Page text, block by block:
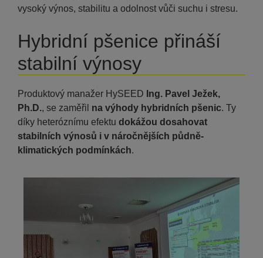
vysoký výnos, stabilitu a odolnost vůči suchu i stresu.
Hybridní pšenice přináší
stabilní výnosy
Produktový manažer HySEED Ing. Pavel Ježek,
Ph.D., se zaměřil na výhody hybridních pšenic. Ty
díky heteróznímu efektu dokážou dosahovat
stabilních výnosů i v náročnějších půdně-
klimatických podmínkách.